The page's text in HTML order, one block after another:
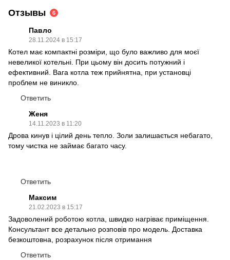
Отзывы 6
Павло
28.11.2024 в 15:17
Котел має компактні розміри, що було важливо для моєї
невеликої котельні. При цьому він досить потужний і
ефективний. Вага котла теж прийнятна, при установці
проблем не виникло.
Ответить
Женя
14.11.2023 в 11:20
Дрова кинув і цілий день тепло. Золи залишається небагато,
тому чистка не займає багато часу.
Ответить
Максим
21.02.2023 в 15:17
Задоволений роботою котла, швидко нагріває приміщення.
Консультант все детально розповів про модель. Доставка
безкоштовна, розрахунок після отримання
Ответить